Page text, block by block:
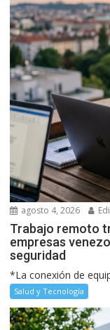
agosto 4, 2026
Trabajo remoto
empresas
seguridad
*La conexión de
Salud y Tecnología